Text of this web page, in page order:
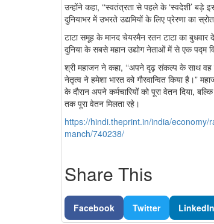
उन्होंने कहा, ‘‘स्वतंत्रता से पहले के ‘स्वदेशी’ बड़े
दुनियाभर में उभरते उद्यमियों के लिए प्रेरणा का स्रोत
टाटा समूह के मानद चेयरमैन रतन टाटा का
दुनिया के सबसे महान उद्योग नेताओं में से एक पद्म
श्री महाजन ने कहा, ‘‘अपने दृढ़ संकल्प के साथ वह
नेतृत्व ने हमेशा भारत को गौरवान्वित किया है।”
के दौरान अपने कर्मचारियों को पूरा वेतन दिया,
तक पूरा वेतन मिलता रहे।
https://hindi.theprint.in/india/
manch/740238/
Share This
Facebook Twitter LinkedIn